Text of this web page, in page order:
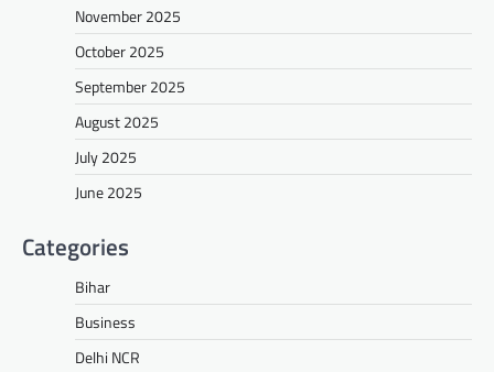
November 2025
October 2025
September 2025
August 2025
July 2025
June 2025
Categories
Bihar
Business
Delhi NCR